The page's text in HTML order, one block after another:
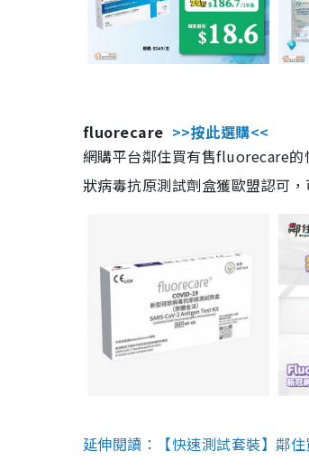
fluorecare >>按此選購<<
網購平台鄰住買有售fluorecare的
狀病毒抗原測試劑盒獲歐盟認可
延伸閱讀：【快速測試套裝】鄰